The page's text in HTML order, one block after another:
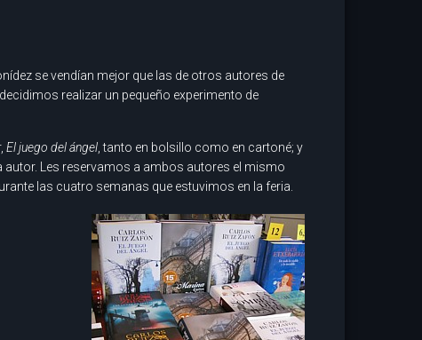
se vendían mejor que las de otros autores de
decidimos realizar un pequeño experimento de
El juego del ángel , tanto en bolsillo como en cartoné; y
Les reservamos a ambos autores el mismo
las cuatro semanas que estuvimos en la feria.